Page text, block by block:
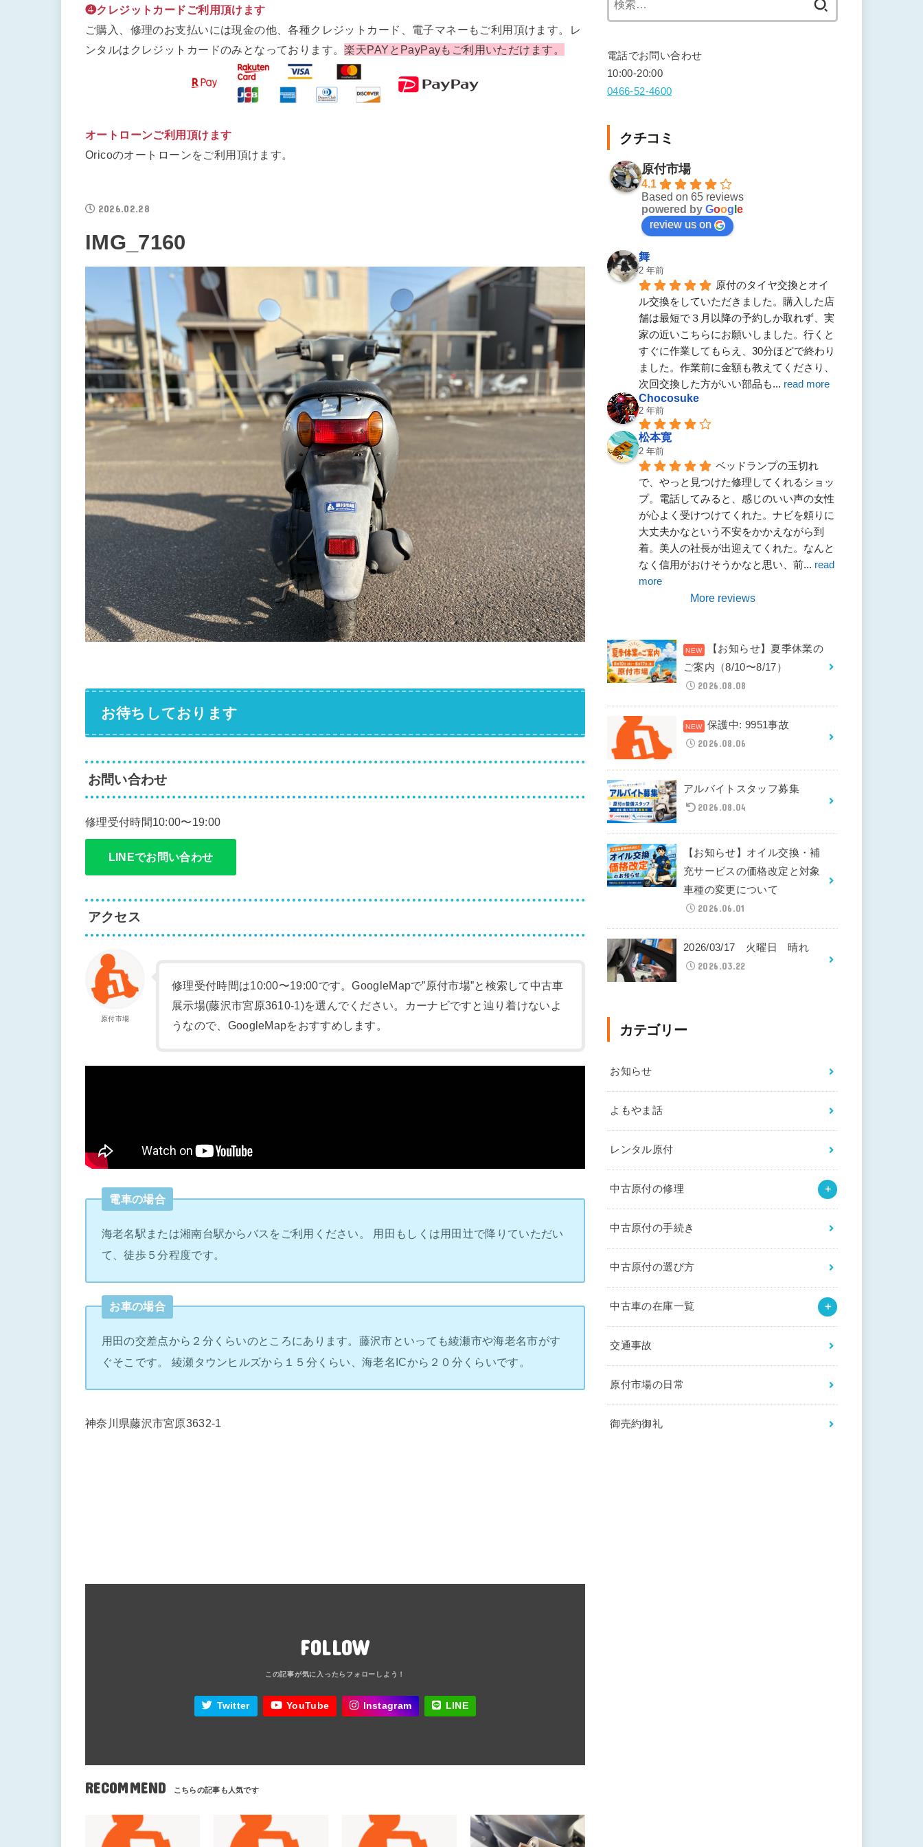
❹クレジットカードご利用頂けます
ご購入、修理のお支払いには現金の他、各種クレジットカード、電子マネーもご利用頂けます。レ
ンタルはクレジットカードのみとなっております。楽天PAYとPayPayもご利用いただけます。
オートローンご利用頂けます
Oricoのオートローンをご利用頂けます。
2026.02.28
IMG_7160
お待ちしております
お問い合わせ
修理受付時間10:00〜19:00
LINEでお問い合わせ
アクセス
原付市場
修理受付時間は10:00〜19:00です。GoogleMapで”原付市場”と検索して中古車
展示場(藤沢市宮原3610-1)を選んでください。カーナビですと辿り着けないよ
うなので、GoogleMapをおすすめします。
電車の場合
海老名駅または湘南台駅からバスをご利用ください。 用田もしくは用田辻で降りていただい
て、徒歩５分程度です。
お車の場合
用田の交差点から２分くらいのところにあります。藤沢市といっても綾瀬市や海老名市がす
ぐそこです。 綾瀬タウンヒルズから１５分くらい、海老名ICから２０分くらいです。
神奈川県藤沢市宮原3632-1
FOLLOW
Twitter YouTube Instagram LINE
RECOMMEND
電話でお問い合わせ
10:00-20:00
0466-52-4600
クチコミ
原付市場
4.1
Based on 65 reviews
powered by Goog e
review us on
舞
2 年前
原付のタイヤ交換とオイ
ル交換をしていただきました。購入した店
舗は最短で３月以降の予約しか取れず、実
家の近いこちらにお願いしました。行くと
すぐに作業してもらえ、30分ほどで終わり
ました。作業前に金額も教えてくださり、
次回交換した方がいい部品も... read more
Chocosuke
2 年前
松本寛
2 年前
ベッドランプの玉切れ
で、やっと見つけた修理してくれるショッ
プ。電話してみると、感じのいい声の女性
が心よく受けつけてくれた。ナビを頼りに
大丈夫かなという不安をかかえながら到
着。美人の社長が出迎えてくれた。なんと
なく信用がおけそうかなと思い、前... read
more
More reviews
【お知らせ】夏季休業の
ご案内（8/10〜8/17）
2026.08.08
保護中: 9951事故
2026.08.06
アルバイトスタッフ募集
2026.08.04
【お知らせ】オイル交換・補
充サービスの価格改定と対象
車種の変更について
2026.06.01
2026/03/17 火曜日 晴れ
2026.03.22
カテゴリー
お知らせ
よもやま話
レンタル原付
中古原付の修理
中古原付の手続き
中古原付の選び方
中古車の在庫一覧
交通事故
原付市場の日常
御売約御礼